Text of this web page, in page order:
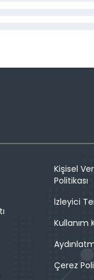
Kişisel
Politikası
İzleyici
Kullanım
Çerez